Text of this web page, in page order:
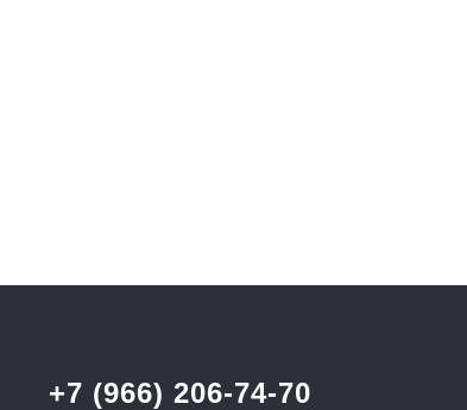
+7 (966) 206-74-70